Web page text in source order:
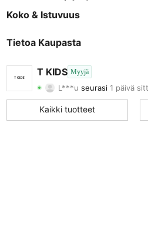
Koko & Istuvuus
Tietoa Kaupasta
T KIDS Myyjä
4.89
L***useurasi
4.89 Arvostelu 59 Tuotteet
4.89
Kaikki tuotteet